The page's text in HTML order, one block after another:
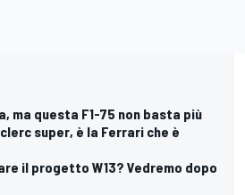
ma questa F1-75 non basta più
super, è la Ferrari che è
il progetto W13? Vedremo dopo